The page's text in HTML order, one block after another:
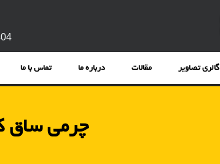
1404،جهش
گالری تصاویر مقالات درباره ما تماس با ما
چرمی ساق